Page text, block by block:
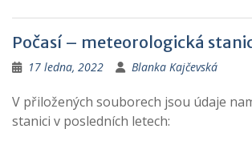
Počasí – meteorologická
17 ledna, 2022 Blanka Kajčevská
V přiložených souborech jsou údaje
stanici v posledních letech: